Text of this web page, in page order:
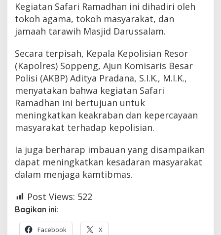
Kegiatan Safari Ramadhan ini dihadiri oleh
tokoh agama, tokoh masyarakat, dan
jamaah tarawih Masjid Darussalam.
Secara terpisah, Kepala Kepolisian Resor
(Kapolres) Soppeng, Ajun Komisaris Besar
Polisi (AKBP) Aditya Pradana, S.I.K., M.I.K.,
menyatakan bahwa kegiatan Safari
Ramadhan ini bertujuan untuk
meningkatkan keakraban dan kepercayaan
masyarakat terhadap kepolisian.
Ia juga berharap imbauan yang disampaikan
dapat meningkatkan kesadaran masyarakat
dalam menjaga kamtibmas.
Post Views: 522
Bagikan ini:
Facebook X